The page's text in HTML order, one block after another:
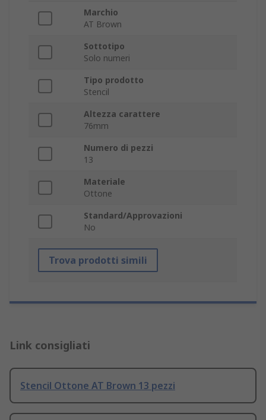
Marchio
AT Brown
Sottotipo
Solo numeri
Tipo prodotto
Stencil
Altezza carattere
76mm
Numero di pezzi
13
Materiale
Ottone
Standard/Approvazioni
No
Trova prodotti simili
Link consigliati
Stencil Ottone AT Brown 13 pezzi